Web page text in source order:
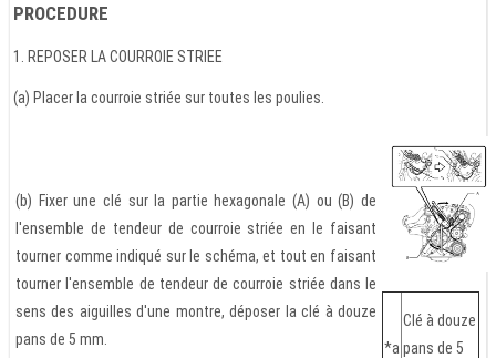
PROCEDURE
1. REPOSER LA COURROIE STRIEE
(a) Placer la courroie striée sur toutes les poulies.
(b) Fixer une clé sur la partie hexagonale (A) ou (B) de
l'ensemble de tendeur de courroie striée en le faisant
tourner comme indiqué sur le schéma, et tout en faisant
tourner l'ensemble de tendeur de courroie striée dans le
sens des aiguilles d'une montre, déposer la clé à douze
pans de 5 mm.
*a
Clé à douze
pans de 5